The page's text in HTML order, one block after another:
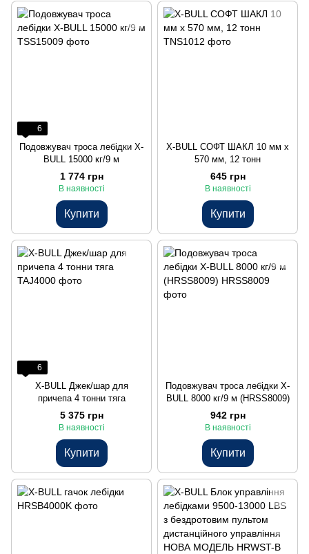
6
Подовжувач троса лебідки X-
BULL 15000 кг/9 м
1 774 грн
В наявності
Купити
X-BULL СОФТ ШАКЛ 10 мм x
570 мм, 12 тонн
645 грн
В наявності
Купити
6
X-BULL Джек/шар для
причепа 4 тонни тяга
5 375 грн
В наявності
Купити
Подовжувач троса лебідки X-
BULL 8000 кг/9 м (HRSS8009)
942 грн
В наявності
Купити